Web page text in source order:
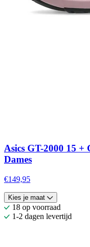
Asics GT-2000 15
Dames
€149,95
Kies je maat
18 op voorraad
1-2 dagen levertijd